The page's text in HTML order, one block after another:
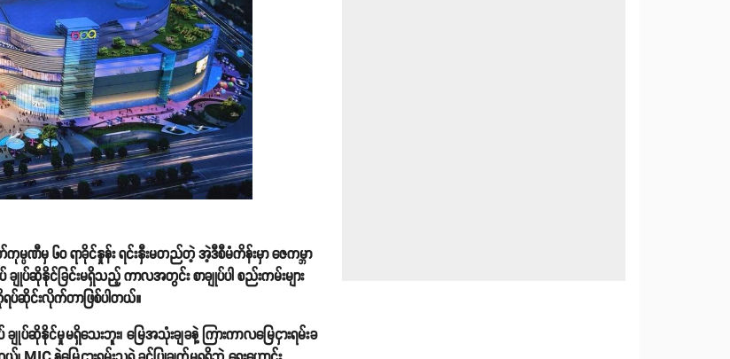
ပဏီမှ ၆၀ ရာခိုင်နှုန်း ရင်းနှီးမတည်တဲ့ အဲ့ဒီစီမံကိန်းမှာ ဇေကမ္ဘာ
ျုပ်ဆိုနိုင်ခြင်းမရှိသည့် ကာလအတွင်း စာချုပ်ပါ စည်းကမ်းများ
ပ်ဆိုင်းလိုက်တာဖြစ်ပါတယ်။
ဆိုနိုင်မှုမရှိသေးဘူး၊ မြေအသုံးချခနဲ့ ကြားကာလမြေငှားရမ်းခ